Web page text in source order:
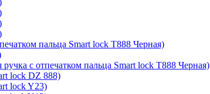
пальца Smart lock T888 Черная)
с отпечатком пальца Smart lock T888 Черная)
lock DZ 888)
lock Y23)